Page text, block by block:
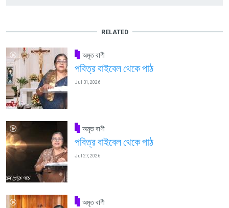
RELATED
অমৃত বাণী
পবিত্র বাইবেল থেকে পাঠ
Jul 31, 2026
অমৃত বাণী
পবিত্র বাইবেল থেকে পাঠ
Jul 27, 2026
অমৃত বাণী